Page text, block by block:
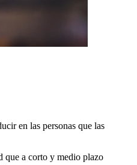
en las personas que las
que a corto y medio plazo